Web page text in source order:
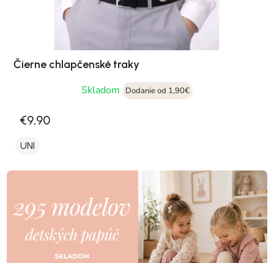
Čierne chlapčenské traky
Skladom
Dodanie od 1,90€
€9,90
UNI